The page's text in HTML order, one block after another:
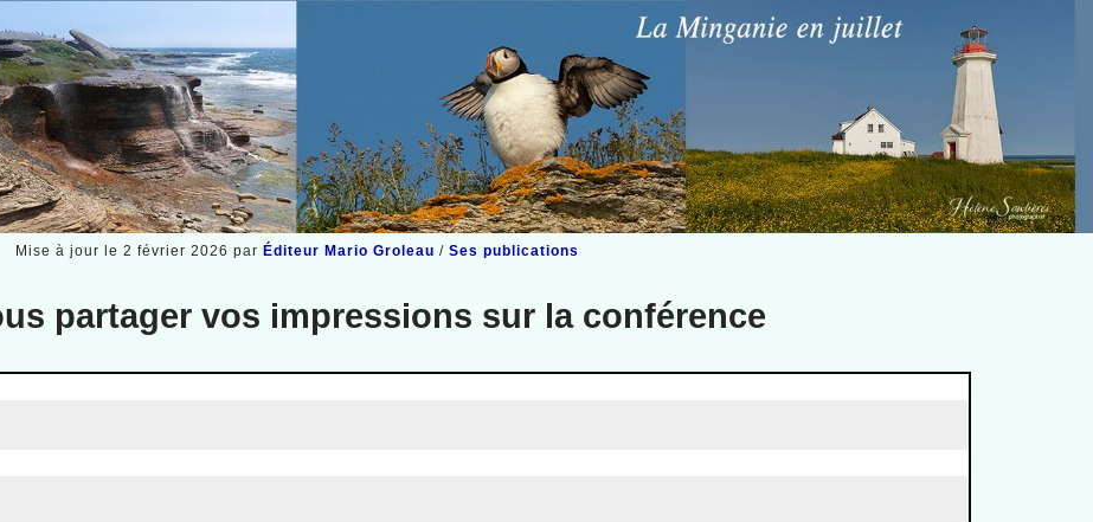
Mise à jour le 2 février 2026 par Éditeur Mario Groleau / Ses publications
partager vos impressions sur la conférence